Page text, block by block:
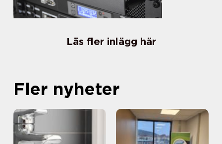
Läs fler inlägg här
Fler nyheter